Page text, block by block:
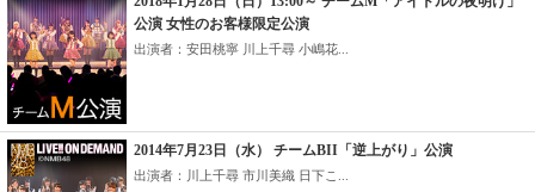
公演 女性のお客様限定公演
出演者：安田桃寧 川上千尋 小嶋花...
2014年7月23日（水） チームBII「逆上がり」公演
出演者：川上千尋 市川美織 日下こ...